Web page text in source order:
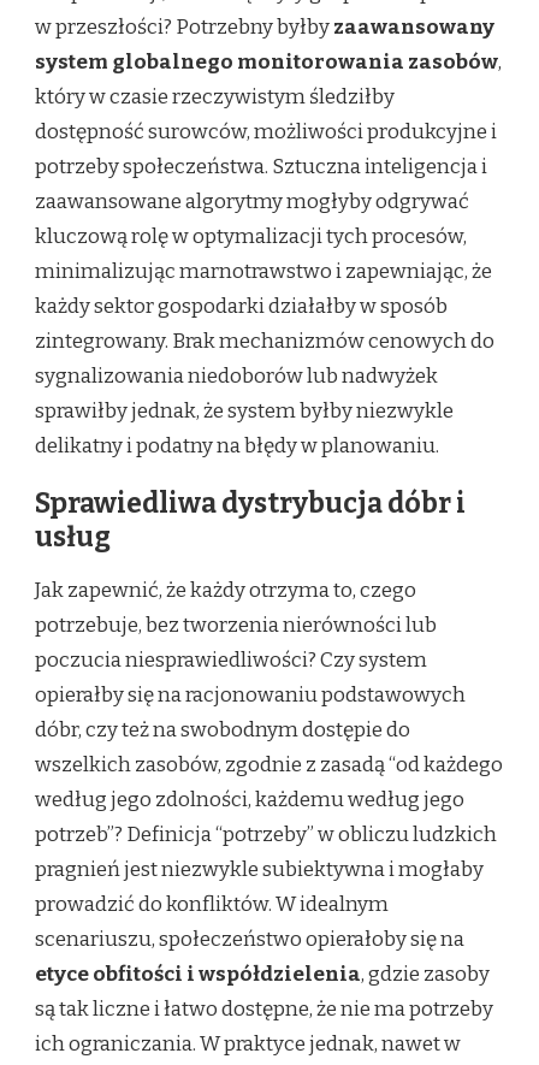
w przeszłości? Potrzebny byłbyzaawansowany
system globalnego monitorowania zasobów,
który w czasie rzeczywistym śledziłby
dostępność surowców, możliwości produkcyjne i
potrzeby społeczeństwa. Sztuczna inteligencja i
zaawansowane algorytmy mogłyby odgrywać
kluczową rolę w optymalizacji tych procesów,
minimalizując marnotrawstwo i zapewniając, że
każdy sektor gospodarki działałby w sposób
zintegrowany. Brak mechanizmów cenowych do
sygnalizowania niedoborów lub nadwyżek
sprawiłby jednak, że system byłby niezwykle
delikatny i podatny na błędy w planowaniu.
Sprawiedliwa dystrybucja dóbr i
usług
Jak zapewnić, że każdy otrzyma to, czego
potrzebuje, bez tworzenia nierówności lub
poczucia niesprawiedliwości? Czy system
opierałby się na racjonowaniu podstawowych
dóbr, czy też na swobodnym dostępie do
wszelkich zasobów, zgodnie z zasadą “od każdego
według jego zdolności, każdemu według jego
potrzeb”? Definicja “potrzeby” w obliczu ludzkich
pragnień jest niezwykle subiektywna i mogłaby
prowadzić do konfliktów. W idealnym
scenariuszu, społeczeństwo opierałoby się na
etyce obfitości i współdzielenia, gdzie zasoby
są tak liczne i łatwo dostępne, że nie ma potrzeby
ich ograniczania. W praktyce jednak, nawet w